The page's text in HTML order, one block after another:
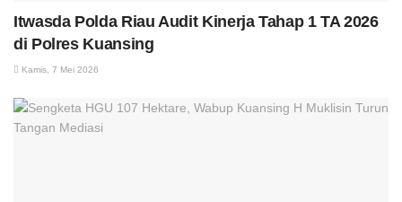
Itwasda Polda Riau Audit Kinerja Tahap 1 TA 2026
di Polres Kuansing
Kamis, 7 Mei 2026